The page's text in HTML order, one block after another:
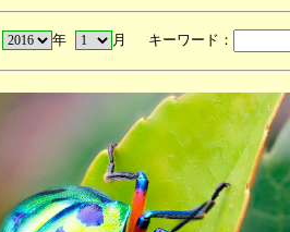
年 月 キーワード：